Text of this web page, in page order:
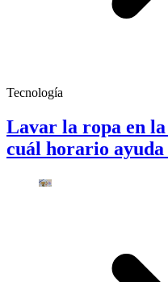
Tecnología
Lavar la ropa en la
cuál horario ayuda